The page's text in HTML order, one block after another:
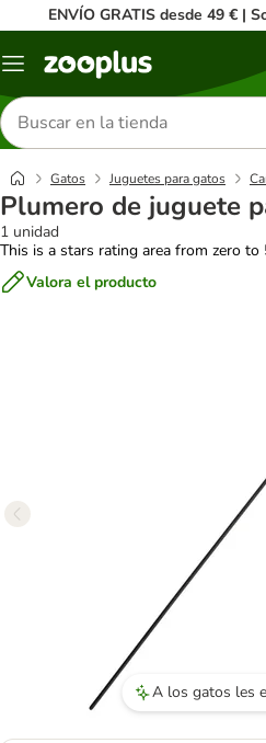
ENVÍO GRATIS desde 49 € |
Menú
Buscar
productos
Gatos Juguetes para gatos
Plumero de juguete
1 unidad
This is a stars rating area from zero to
Valora el producto